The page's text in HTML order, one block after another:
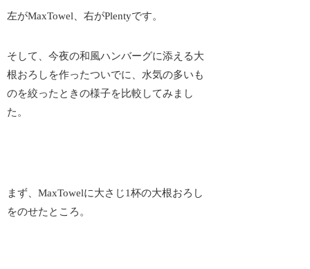
左がMaxTowel、右がPlentyです。
そして、今夜の和風ハンバーグに添える大
根おろしを作ったついでに、水気の多いも
のを絞ったときの様子を比較してみまし
た。
まず、MaxTowelに大さじ1杯の大根おろし
をのせたところ。